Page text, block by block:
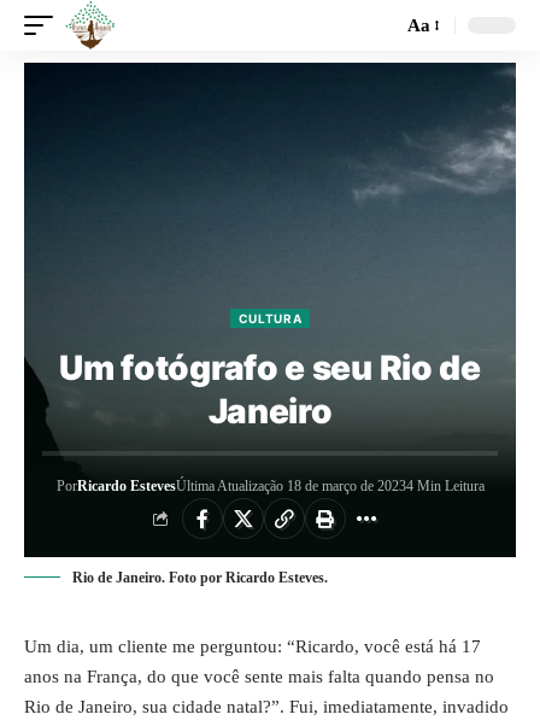
Aa
CULTURA
Um fotógrafo e seu Rio de
Janeiro
PorRicardo EstevesÚltima Atualização 18 de março de 20234 Min Leitura
Rio de Janeiro. Foto por Ricardo Esteves.
Um dia, um cliente me perguntou: “Ricardo, você está há 17
anos na França, do que você sente mais falta quando pensa no
Rio de Janeiro, sua cidade natal?”. Fui, imediatamente, invadido